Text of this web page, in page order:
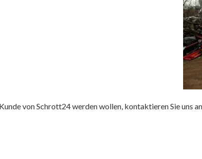
von Schrott24 werden wollen, kontaktieren Sie uns